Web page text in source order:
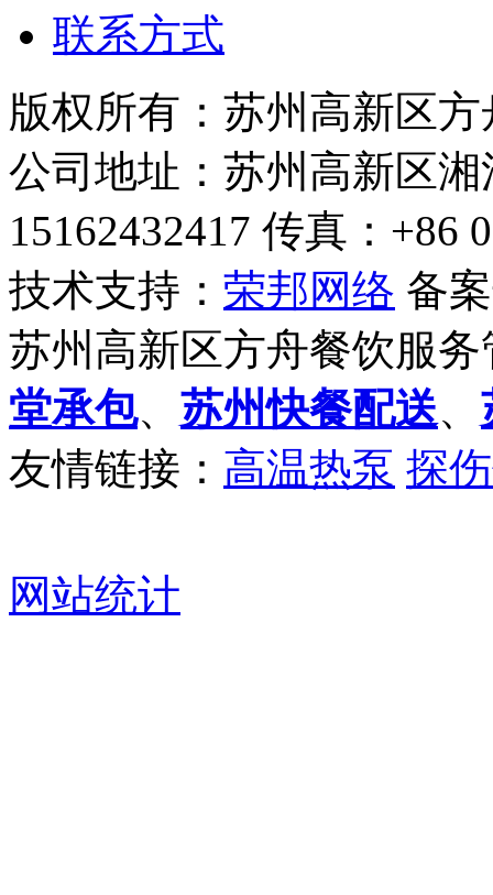
联系方式
版权所有：苏州高新区
公司地址：苏州高新区
15162432417 传真：+86
技术支持： 荣邦网络 备
苏州高新区方舟餐饮服
堂承包、 苏州快餐配送、
友情链接： 高温热泵 探
网站统计